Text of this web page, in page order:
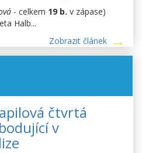
- celkem 19 b. v zápase)
Halb...
Zobrazit článek
čtvrtá
v